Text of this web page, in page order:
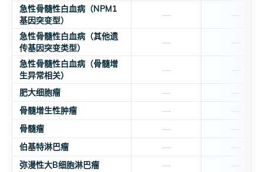
急性骨髓性白血病（NPM1
基因突变型）
— —
急性骨髓性白血病（其他遗
传基因突变类型）
— —
急性骨髓性白血病（骨髓增
生异常相关）
— —
肥大细胞瘤 — —
骨髓增生性肿瘤 — —
骨髓瘤 — —
伯基特淋巴瘤 — —
弥漫性大B细胞淋巴瘤 — —